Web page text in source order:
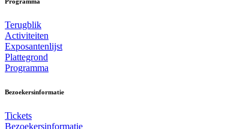
Terugblik
Activiteiten
Exposantenlijst
Plattegrond
Programma
Bezoekersinformatie
Tickets
Bezoekersinformatie